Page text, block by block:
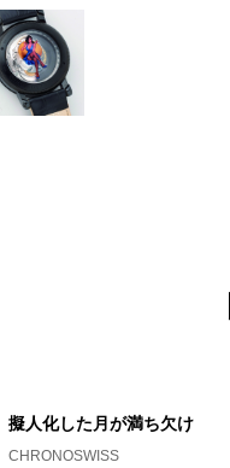
擬人化した月が満ち欠け
CHRONOSWISS